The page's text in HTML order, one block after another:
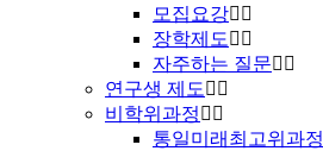
모집요강
장학제도
자주하는 질문
연구생 제도
비학위과정
통일미래최고위과정